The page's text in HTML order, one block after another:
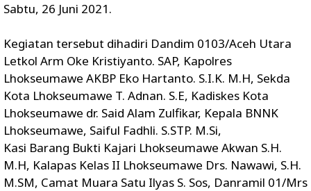
Sabtu, 26 Juni 2021.
Kegiatan tersebut dihadiri Dandim 0103/Aceh Utara
Letkol Arm Oke Kristiyanto. SAP, Kapolres
Lhokseumawe AKBP Eko Hartanto. S.I.K. M.H, Sekda
Kota Lhokseumawe T. Adnan. S.E, Kadiskes Kota
Lhokseumawe dr. Said Alam Zulfikar, Kepala BNNK
Lhokseumawe, Saiful Fadhli. S.STP. M.Si,
Kasi Barang Bukti Kajari Lhokseumawe Akwan S.H.
M.H, Kalapas Kelas II Lhokseumawe Drs. Nawawi, S.H.
M.SM, Camat Muara Satu Ilyas S. Sos, Danramil 01/Mrs